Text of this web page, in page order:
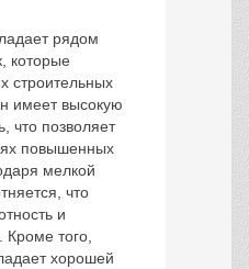
рядом
которые
строительных
имеет высокую
что позволяет
повышенных
мелкой
что
и
Кроме того,
хорошей